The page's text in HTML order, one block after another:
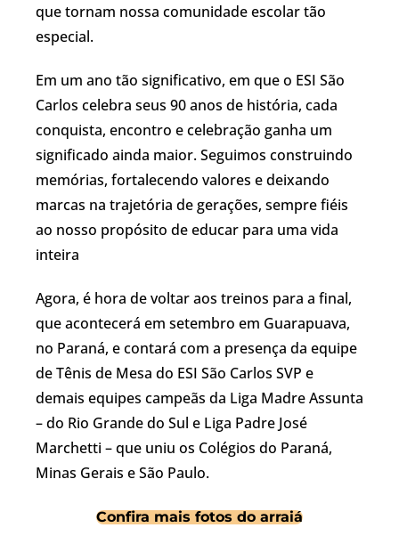
que tornam nossa comunidade escolar tão
especial.
Em um ano tão significativo, em que o ESI São
Carlos celebra seus 90 anos de história, cada
conquista, encontro e celebração ganha um
significado ainda maior. Seguimos construindo
memórias, fortalecendo valores e deixando
marcas na trajetória de gerações, sempre fiéis
ao nosso propósito de educar para uma vida
inteira
Agora, é hora de voltar aos treinos para a final,
que acontecerá em setembro em Guarapuava,
no Paraná, e contará com a presença da equipe
de Tênis de Mesa do ESI São Carlos SVP e
demais equipes campeãs da Liga Madre Assunta
– do Rio Grande do Sul e Liga Padre José
Marchetti – que uniu os Colégios do Paraná,
Minas Gerais e São Paulo.
Confira mais fotos do arraiá